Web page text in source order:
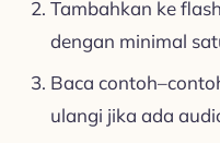
Tambahkan ke
dengan minimal
Baca
ulangi jika ada